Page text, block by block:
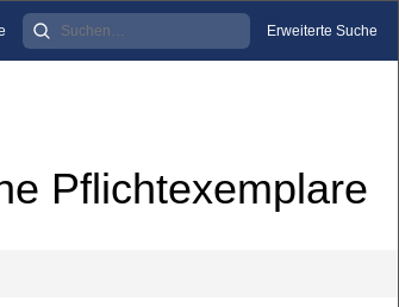
Erweiterte Suche
Pflichtexemplare